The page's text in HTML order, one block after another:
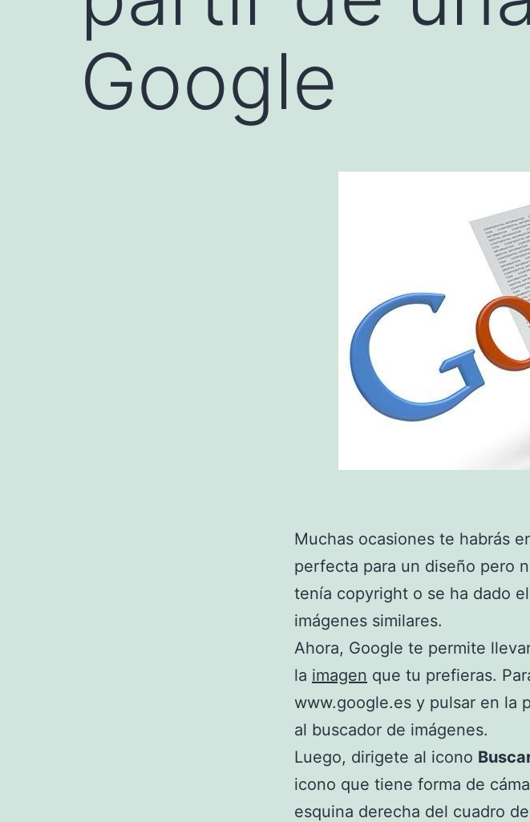
Google
Muchas ocasiones te habrás
perfecta para un diseño pero
tenía copyright o se ha dado
imágenes similares.
Ahora, Google te permite
la imagen que tu prefieras.
www.google.es y pulsar en la
al buscador de imágenes.
Luego, dirigete al icono
icono que tiene forma de
esquina derecha del cuadro